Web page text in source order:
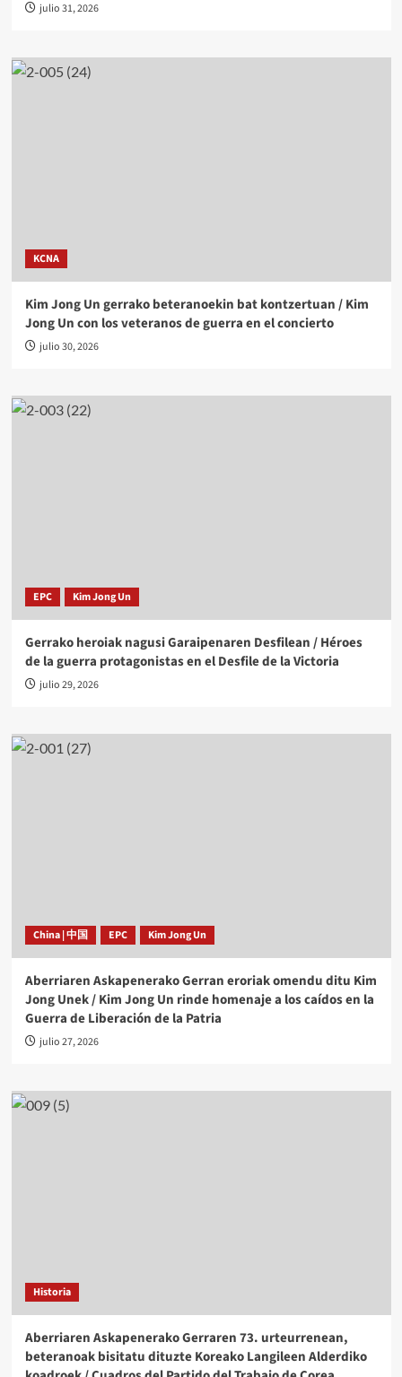
julio 31, 2026
KCNA
Kim Jong Un gerrako beteranoekin bat kontzertuan / Kim
Jong Un con los veteranos de guerra en el concierto
julio 30, 2026
EPC Kim Jong Un
Gerrako heroiak nagusi Garaipenaren Desfilean / Héroes
de la guerra protagonistas en el Desfile de la Victoria
julio 29, 2026
China | 中国 EPC Kim Jong Un
Aberriaren Askapenerako Gerran eroriak omendu ditu Kim
Jong Unek / Kim Jong Un rinde homenaje a los caídos en la
Guerra de Liberación de la Patria
julio 27, 2026
Historia
Aberriaren Askapenerako Gerraren 73. urteurrenean,
beteranoak bisitatu dituzte Koreako Langileen Alderdiko